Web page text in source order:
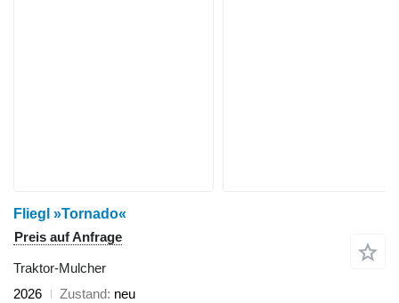
Fliegl »Tornado«
Preis auf Anfrage
Traktor-Mulcher
2026
Zustand neu